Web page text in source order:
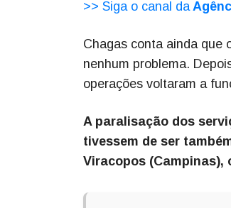
>> Siga o canal da
Chagas conta ainda que
nenhum problema.
operações voltaram a
A paralisação dos
tivessem de ser
Viracopos (Campinas),